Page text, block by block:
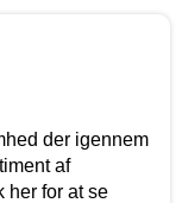
der igennem
af
her for at se